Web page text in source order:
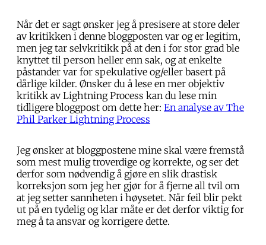
Når det er sagt ønsker jeg å presisere at store deler
av kritikken i denne bloggposten var og er legitim,
men jeg tar selvkritikk på at den i for stor grad ble
knyttet til person heller enn sak, og at enkelte
påstander var for spekulative og/eller basert på
dårlige kilder. Ønsker du å lese en mer objektiv
kritikk av Lightning Process kan du lese min
tidligere bloggpost om dette her: En analyse av The
Phil Parker Lightning Process
Jeg ønsker at bloggpostene mine skal være fremstå
som mest mulig troverdige og korrekte, og ser det
derfor som nødvendig å gjøre en slik drastisk
korreksjon som jeg her gjør for å fjerne all tvil om
at jeg setter sannheten i høysetet. Når feil blir pekt
ut på en tydelig og klar måte er det derfor viktig for
meg å ta ansvar og korrigere dette.